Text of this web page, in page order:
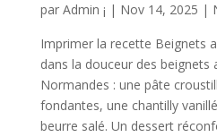
par Admin ¡ | Nov 14, 2025 |
Imprimer la recette Beignets
dans la douceur des beignets
Normandes : une pâte
fondantes, une chantilly
beurre salé. Un dessert